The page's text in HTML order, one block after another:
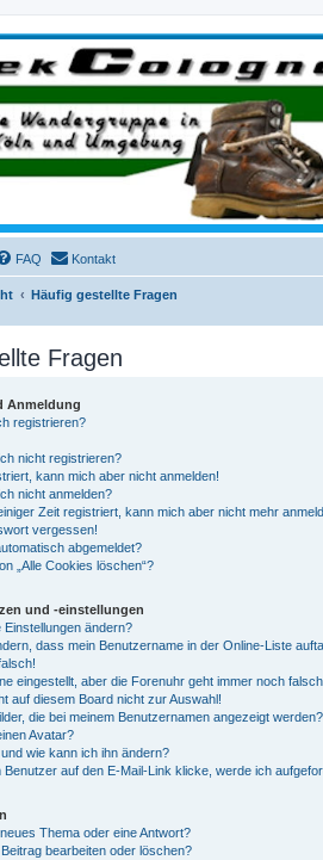
Köln
FAQ Kontakt
Häufig gestellte Fragen
Fragen
Anmeldung
registrieren?
nicht registrieren?
kann mich aber nicht anmelden!
nicht anmelden?
Zeit registriert, kann mich aber nicht mehr
vergessen!
abgemeldet?
„Alle Cookies löschen“?
und -einstellungen
Einstellungen ändern?
dass mein Benutzername in der Online-Liste
eingestellt, aber die Forenuhr geht immer noch
auf diesem Board nicht zur Auswahl!
die bei meinem Benutzernamen angezeigt werden?
Avatar?
wie kann ich ihn ändern?
Benutzer auf den E-Mail-Link klicke, werde ich
Thema oder eine Antwort?
bearbeiten oder löschen?